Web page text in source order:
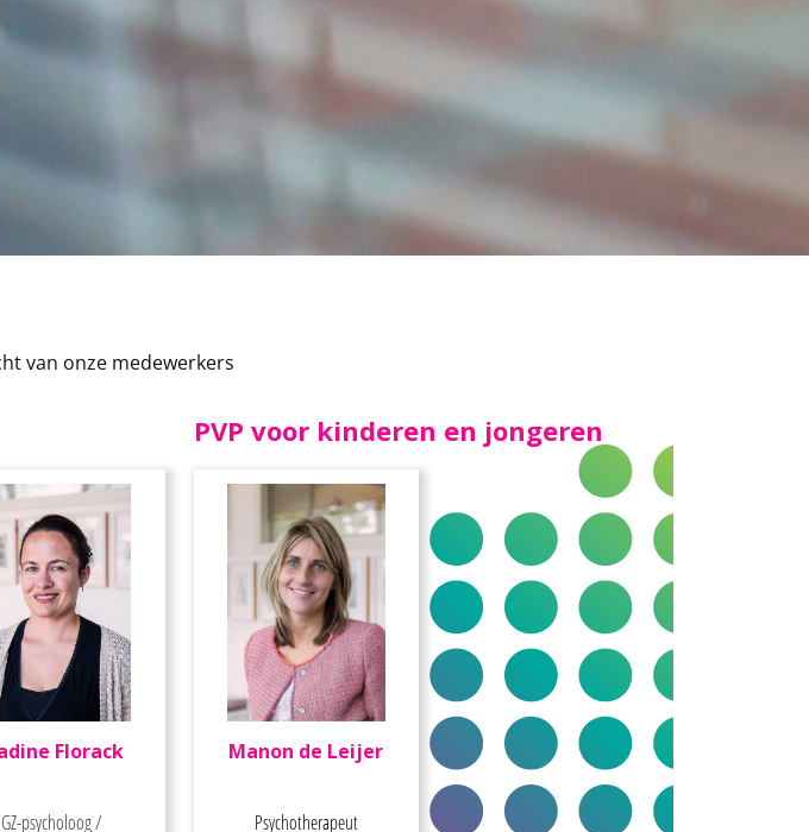
van onze medewerkers
Florack
GZ-psycholoog /
PVP voor kinderen en jongeren
Manon de Leijer
Psychotherapeut